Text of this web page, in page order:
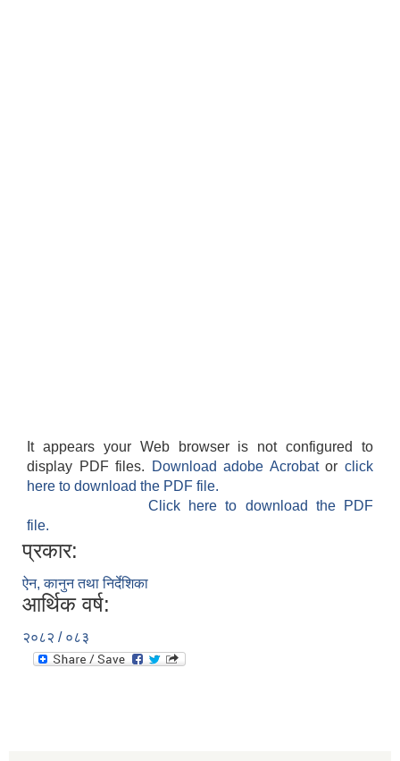
It appears your Web browser is not configured to
display PDF files.
Download adobe Acrobatorclick
here to download the PDF file.
Click here to download the PDF
file.
प्रकार:
ऐन, कानुन तथा निर्देशिका
आर्थिक वर्ष:
२०८२ / ०८३